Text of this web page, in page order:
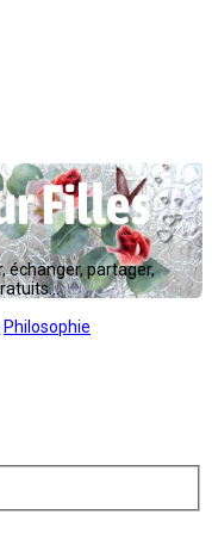
échanger, partager,
Philosophie